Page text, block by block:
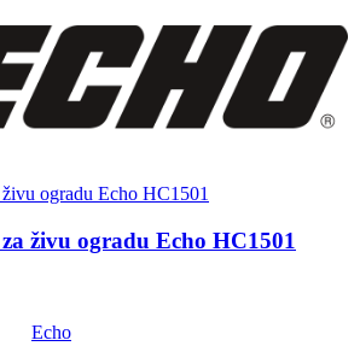
živu ogradu Echo HC1501
Echo